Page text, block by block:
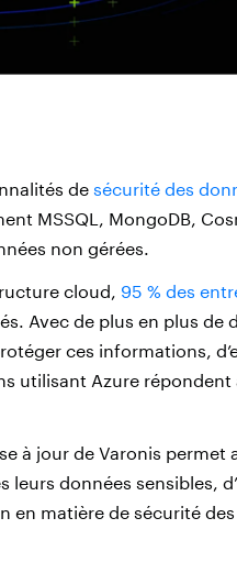
de sécurité des
MSSQL, MongoDB,
non gérées.
cloud, 95 % des
Avec de plus en plus de
ces informations,
utilisant Azure répondent
à jour de Varonis permet
données sensibles,
en matière de sécurité